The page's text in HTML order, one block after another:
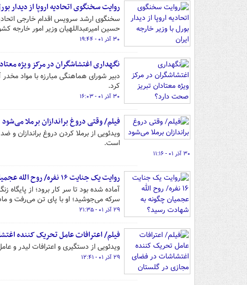
روایت سخنگوی اتحادیه اروپا از دیدار
سخنگوی ارشد سرویس اقدام خارجی
حسین امیرعبداللهیان وزیر امور خارجه
۳۰ آذر ۰۱ - ۱۹:۴۴
نگهداری اغتشاشگران در مرکز ویژه
کرد.
۳۰ آذر ۰۱ - ۱۶:۰۳
فیلم/ وقتی دروغ‌ براندازان برملا می‌شود
ویدئویی از برملا کردن دروغ براندازان
است.
۳۰ آذر ۰۱ - ۱۱:۱۶
روایت یک جنایت ۱۶ نفره/ روح الله عجمیان چگونه به شهادت رسید؟
آماده شده بود تا سر کار برود؛ از
سرکه می‌جوشید؛ او با پای تن می‌رفت و
۲۹ آذر ۰۱ - ۲۱:۳۵
فیلم/ اعترافات عامل تحریک کننده
ویدئویی از دستگیری و اعترافات لیدر
۲۹ آذر ۰۱ - ۱۲:۴۱